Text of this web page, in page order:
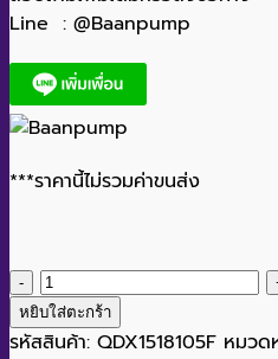
Line : @Baanpump
***ราคานี้ไม่รวมค่าขนส่ง
จำนวน
SafeLand
QDX15-
หยิบใส่ตะกร้า
รหัสสินค้า: QDX1518105F หมวด